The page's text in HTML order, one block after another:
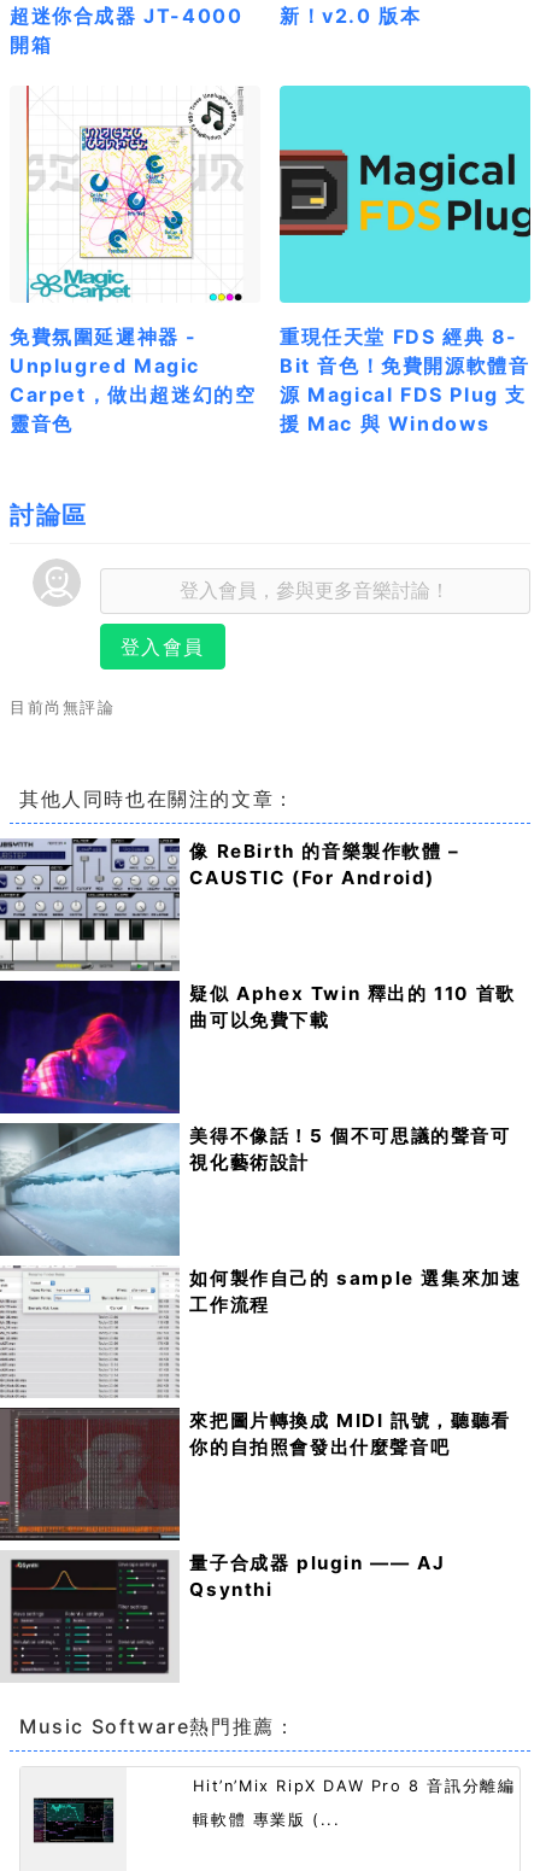
超迷你合成器 JT-4000
開箱
新！v2.0 版本
免費氛圍延遲神器 -
Unplugred Magic
Carpet，做出超迷幻的空
靈音色
重現任天堂 FDS 經典 8-
Bit 音色！免費開源軟體音
源 Magical FDS Plug 支
援 Mac 與 Windows
討論區
登入會員
目前尚無評論
其他人同時也在關注的文章：
像 ReBirth 的音樂製作軟體 –
CAUSTIC (For Android)
疑似 Aphex Twin 釋出的 110 首歌
曲可以免費下載
美得不像話！5 個不可思議的聲音可
視化藝術設計
如何製作自己的 sample 選集來加速
工作流程
來把圖片轉換成 MIDI 訊號，聽聽看
你的自拍照會發出什麼聲音吧
量子合成器 plugin —— AJ
Qsynthi
Music Software熱門推薦：
Hit’n’Mix RipX DAW Pro 8 音訊分離編
輯軟體 專業版 (...